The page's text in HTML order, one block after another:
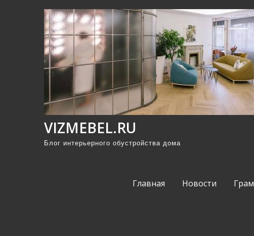
VIZMEBEL.RU
Блог интерьерного обустройства дома
Главная Новости